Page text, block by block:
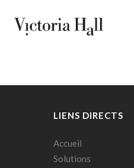
LIENS DIRECTS
Accueil
Solutions